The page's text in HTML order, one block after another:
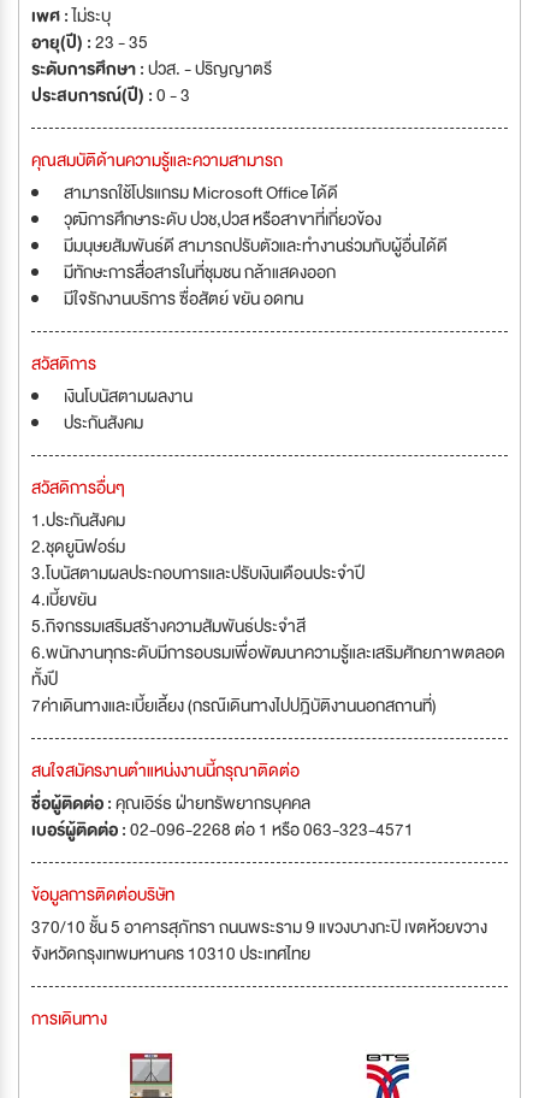
เพศ :ไม่ระบุ
อายุ(ปี) :23 - 35
ระดับการศึกษา :ปวส. - ปริญญาตรี
ประสบการณ์(ปี) :0 - 3
คุณสมบัติด้านความรู้และความสามารถ
สามารถใช้โปรแกรม Microsoft Office ได้ดี
วุฒิการศึกษาระดับ ปวช,ปวส หรือสาขาที่เกี่ยวข้อง
มีมนุษยสัมพันธ์ดี สามารถปรับตัวและทำงานร่วมกับผู้อื่นได้ดี
มีทักษะการสื่อสารในที่ชุมชน กล้าแสดงออก
มีใจรักงานบริการ ซื่อสัตย์ ขยัน อดทน
สวัสดิการ
เงินโบนัสตามผลงาน
ประกันสังคม
สวัสดิการอื่นๆ
1.ประกันสังคม
2.ชุดยูนิฟอร์ม
3.โบนัสตามผลประกอบการและปรับเงินเดือนประจำปี
4.เบี้ยขยัน
5.กิจกรรมเสริมสร้างความสัมพันธ์ประจำสี
6.พนักงานทุกระดับมีการอบรมเพื่อพัฒนาความรู้และเสริมศักยภาพตลอด
ทั้งปี
7ค่าเดินทางและเบี้ยเลี้ยง (กรณ๊เดินทางไปปฎิบัติงานนอกสถานที่)
สนใจสมัครงานตำแหน่งงานนี้กรุณาติดต่อ
ชื่อผู้ติดต่อ :คุณเอิร์ธ ฝ่ายทรัพยากรบุคคล
เบอร์ผู้ติดต่อ :02-096-2268 ต่อ 1 หรือ 063-323-4571
ข้อมูลการติดต่อบริษัท
370/10 ชั้น 5 อาคารสุภัทรา ถนนพระราม 9 แขวงบางกะปิ เขตห้วยขวาง
จังหวัดกรุงเทพมหานคร 10310 ประเทศไทย
การเดินทาง